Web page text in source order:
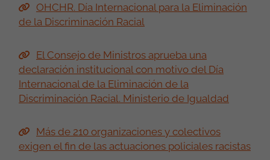
OHCHR. Día Internacional para la Eliminación
de la Discriminación Racial
El Consejo de Ministros aprueba una
declaración institucional con motivo del Día
Internacional de la Eliminación de la
Discriminación Racial. Ministerio de Igualdad
Más de 210 organizaciones y colectivos
exigen el fin de las actuaciones policiales racistas